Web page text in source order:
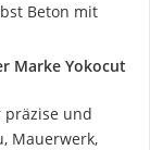
Beton mit
Marke Yokocut
präzise und
Mauerwerk,